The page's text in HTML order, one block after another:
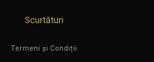
Scurtături
Termeni și Condiții